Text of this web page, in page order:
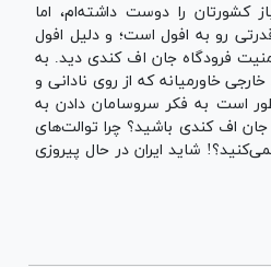
کشورتان را دوست داشته‌ام، اما
رو به افول است؛ و دلیل افول
فرودگاه جان اف کندی دید. به
خاورمیانه که از روی نادانی و
است به فکر سروسامان دادن به
اف کندی باشید؟ چرا توالت‌های
شاید ایران در حال پیروزی